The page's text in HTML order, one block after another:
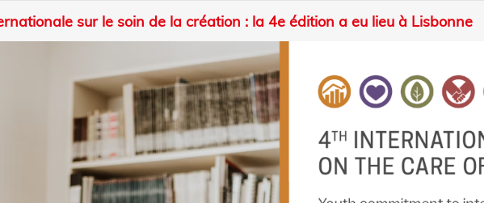
sur le soin de la création : la 4e édition a eu lieu à Lisbonne